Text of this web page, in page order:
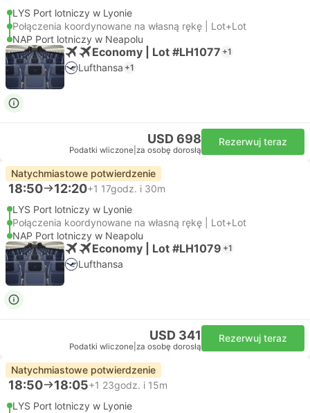
LYS Port lotniczy w Lyonie
Połączenia koordynowane na własną rękę | Lot+Lot
NAP Port lotniczy w Neapolu
Economy | Lot #LH1077 +1
Lufthansa +1
USD 698
Podatki wliczone za osobę dorosłą
Rezerwuj teraz
Natychmiastowe potwierdzenie
18:50 12:20+1 17godz. i 30m
LYS Port lotniczy w Lyonie
Połączenia koordynowane na własną rękę | Lot+Lot
NAP Port lotniczy w Neapolu
Economy | Lot #LH1079 +1
Lufthansa
USD 341
Podatki wliczone za osobę dorosłą
Rezerwuj teraz
Natychmiastowe potwierdzenie
18:50 18:05+1 23godz. i 15m
LYS Port lotniczy w Lyonie